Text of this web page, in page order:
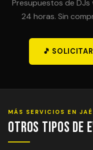
Presupuestos de
24 horas. Sin
🎵
MÁS SERVICIOS EN
Otros Tipos de